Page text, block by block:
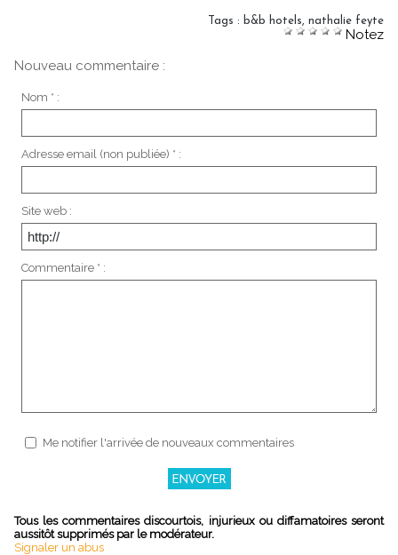
Tags : b&b hotels, nathalie feyte
Notez
Nouveau commentaire :
Nom * :
Adresse email (non publiée) * :
Site web :
Commentaire * :
Me notifier l'arrivée de nouveaux commentaires
Tous les commentaires discourtois, injurieux ou diffamatoires seront
aussitôt supprimés par le modérateur.
Signaler un abus